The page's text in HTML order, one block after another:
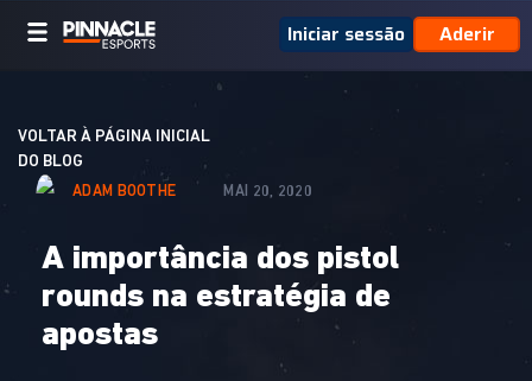
Iniciar sessão Aderir
VOLTAR À PÁGINA INICIAL
DO BLOG
ADAM BOOTHE MAI 20, 2020
A importância dos pistol
rounds na estratégia de
apostas